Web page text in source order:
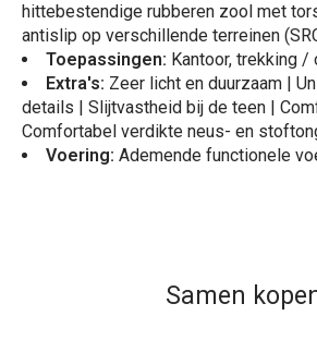
hittebestendige rubberen zool met
antislip op verschillende terreinen
Toepassingen: Kantoor, trekking /
Extra's: Zeer licht en duurzaam |
details | Slijtvastheid bij de teen |
Comfortabel verdikte neus- en
Voering: Ademende functionele
Samen